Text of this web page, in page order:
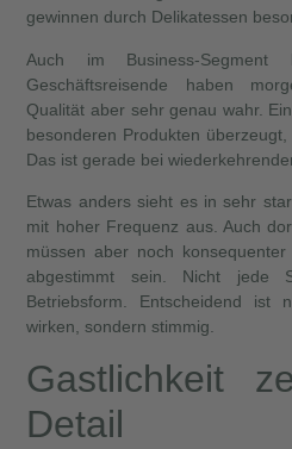
gewinnen durch Delikatessen
Auch im Business-
Geschäftsreisende haben
Qualität aber sehr genau wahr.
besonderen Produkten
Das ist gerade bei
Etwas anders sieht es in sehr
mit hoher Frequenz aus. Auch
müssen aber noch
abgestimmt sein. Nicht jede
Betriebsform. Entscheidend ist
wirken, sondern stimmig.
Gastlichkeit
Detail